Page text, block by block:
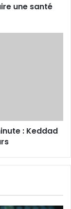
une santé
: Keddad